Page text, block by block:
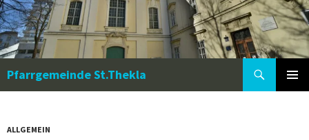
Zum
Inhalt
springen
Pfarrgemeinde St.Thekla
ALLGEMEIN